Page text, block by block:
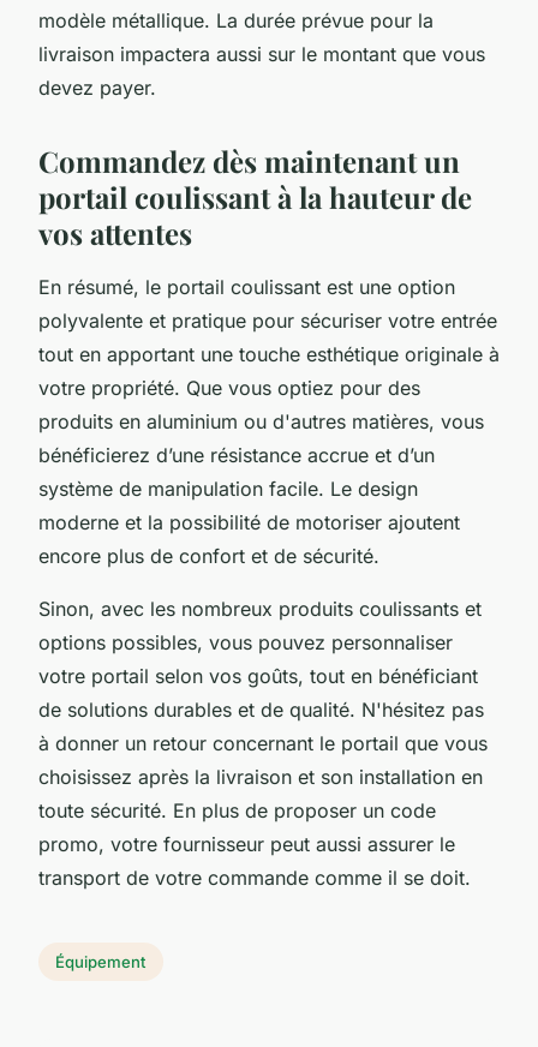
modèle métallique. La durée prévue pour la
livraison impactera aussi sur le montant que vous
devez payer.
Commandez dès maintenant un
portail coulissant à la hauteur de
vos attentes
En résumé, le portail coulissant est une option
polyvalente et pratique pour sécuriser votre entrée
tout en apportant une touche esthétique originale à
votre propriété. Que vous optiez pour des
produits en aluminium ou d'autres matières, vous
bénéficierez d’une résistance accrue et d’un
système de manipulation facile. Le design
moderne et la possibilité de motoriser ajoutent
encore plus de confort et de sécurité.
Sinon, avec les nombreux produits coulissants et
options possibles, vous pouvez personnaliser
votre portail selon vos goûts, tout en bénéficiant
de solutions durables et de qualité. N'hésitez pas
à donner un retour concernant le portail que vous
choisissez après la livraison et son installation en
toute sécurité. En plus de proposer un code
promo, votre fournisseur peut aussi assurer le
transport de votre commande comme il se doit.
Équipement